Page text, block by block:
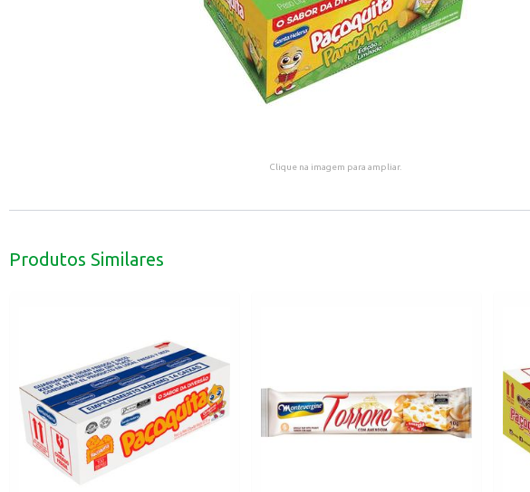
Clique na imagem para ampliar.
Produtos Similares